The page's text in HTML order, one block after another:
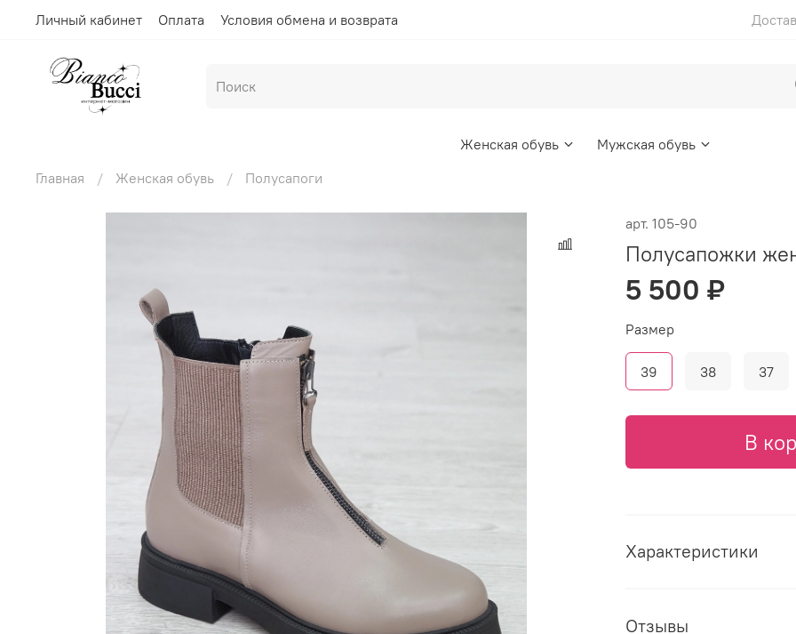
Личный кабинет Оплата Условия обмена и возврата
Женская обувь
Мужская обувь
Главная
Женская обувь Полусапоги
арт. 105-90
Полусапожки
5 500 ₽
В
Размер
39 38 37
Характеристики
Отзывы